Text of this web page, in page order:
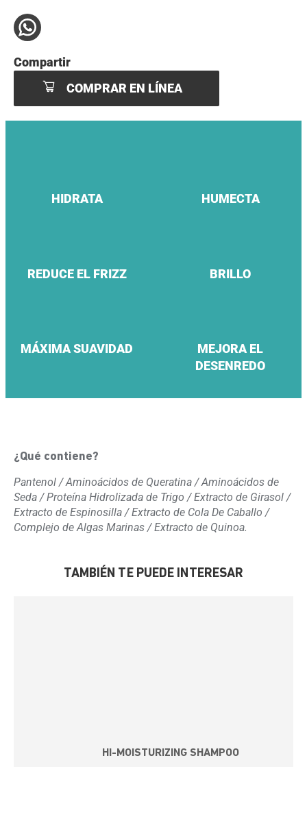
Compartir
COMPRAR EN LÍNEA
HIDRATA HUMECTA
REDUCE EL FRIZZ BRILLO
MÁXIMA SUAVIDAD
MEJORA EL
DESENREDO
¿Qué contiene?
Pantenol / Aminoácidos de Queratina / Aminoácidos de
Seda / Proteína Hidrolizada de Trigo / Extracto de Girasol /
Extracto de Espinosilla / Extracto de Cola De Caballo /
Complejo de Algas Marinas / Extracto de Quinoa.
TAMBIÉN TE PUEDE INTERESAR
HI-MOISTURIZING SHAMPOO